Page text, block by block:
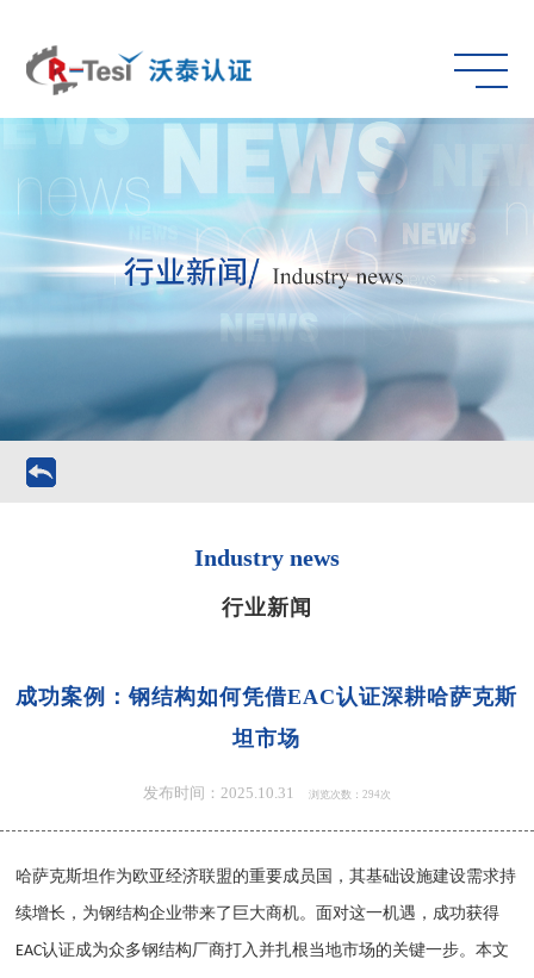
Industry news
行业新闻
成功案例：钢结构如何凭借EAC认证深耕哈萨克斯
坦市场
发布时间：2025.10.31 浏览次数：294次
哈萨克斯坦作为欧亚经济联盟的重要成员国，其基础设施建设需求持
续增长，为钢结构企业带来了巨大商机。面对这一机遇，成功获得
EAC认证成为众多钢结构厂商打入并扎根当地市场的关键一步。本文